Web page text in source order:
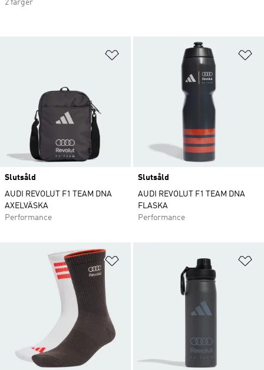
Lägg till på önskelistan
Slutsåld
AUDI REVOLUT F1 TEAM DNA
AXELVÄSKA
Performance
Slutsåld
AUDI REVOLUT F1 TEAM DNA
FLASKA
Performance
Lägg till på önskelistan
2 färger